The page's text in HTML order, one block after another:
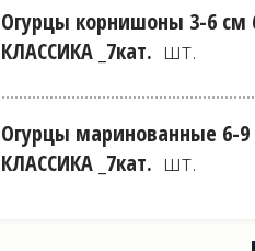
Огурцы корнишоны 3-6 см
КЛАССИКА _7кат. шт.
Огурцы маринованные 6-9
КЛАССИКА _7кат. шт.